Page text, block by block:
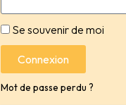
Se souvenir de moi
Connexion
Mot de passe perdu ?